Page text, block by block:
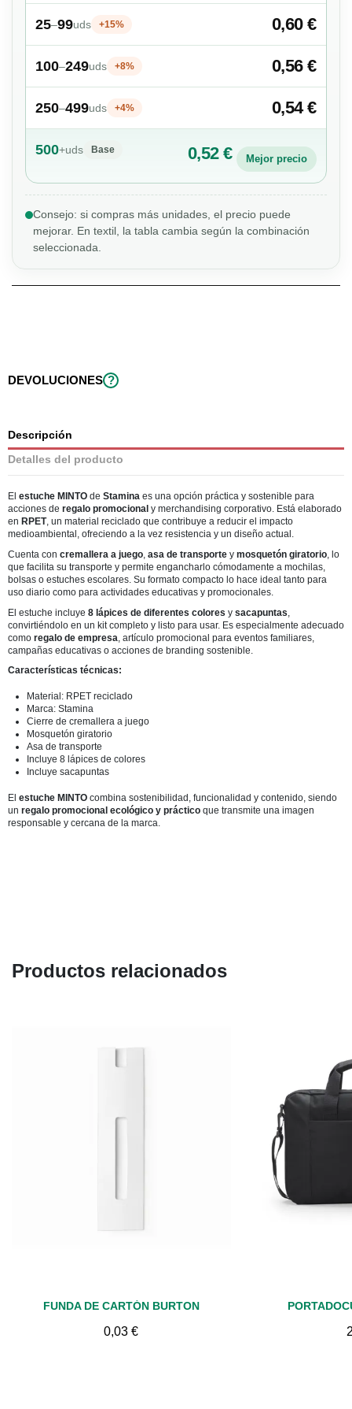
25–99uds +15% 0,60 €
100–249uds +8% 0,56 €
250–499uds +4% 0,54 €
500+uds Base 0,52 € Mejor precio
Consejo: si compras más unidades, el precio puede
mejorar. En textil, la tabla cambia según la combinación
seleccionada.
DEVOLUCIONES ?
Descripción
Detalles del producto
El estuche MINTO de Stamina es una opción práctica y sostenible para
acciones de regalo promocional y merchandising corporativo. Está elaborado
en RPET, un material reciclado que contribuye a reducir el impacto
medioambiental, ofreciendo a la vez resistencia y un diseño actual.
Cuenta con cremallera a juego, asa de transporte y mosquetón giratorio, lo
que facilita su transporte y permite engancharlo cómodamente a mochilas,
bolsas o estuches escolares. Su formato compacto lo hace ideal tanto para
uso diario como para actividades educativas y promocionales.
El estuche incluye 8 lápices de diferentes colores y sacapuntas
convirtiéndolo en un kit completo y listo para usar. Es especialmente adecuado
como regalo de empresa , artículo promocional para eventos familiares,
campañas educativas o acciones de branding sostenible.
Características técnicas:
Material: RPET reciclado
Marca: Stamina
Cierre de cremallera a juego
Mosquetón giratorio
Asa de transporte
Incluye 8 lápices de colores
Incluye sacapuntas
El estuche MINTO combina sostenibilidad, funcionalidad y contenido, siendo
un regalo promocional ecológico y práctico que transmite una imagen
responsable y cercana de la marca.
Productos relacionados
Vista rápida
FUNDA DE CARTÓN BURTON
0,03 €